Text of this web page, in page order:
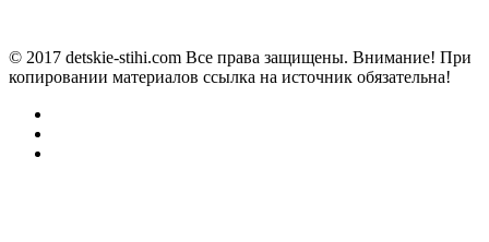
© 2017 detskie-stihi.com Все права защищены. Внимание! При
копировании материалов ссылка на источник обязательна!